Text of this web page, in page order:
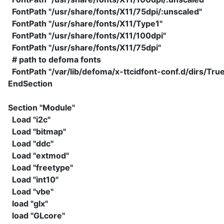
FontPath "/usr/share/fonts/X11/75dpi/:unscaled"
FontPath "/usr/share/fonts/X11/Type1"
FontPath "/usr/share/fonts/X11/100dpi"
FontPath "/usr/share/fonts/X11/75dpi"
# path to defoma fonts
FontPath "/var/lib/defoma/x-ttcidfont-conf.d/dirs/
EndSection
Section "Module"
Load "i2c"
Load "bitmap"
Load "ddc"
Load "extmod"
Load "freetype"
Load "int10"
Load "vbe"
load "glx"
load "GLcore"